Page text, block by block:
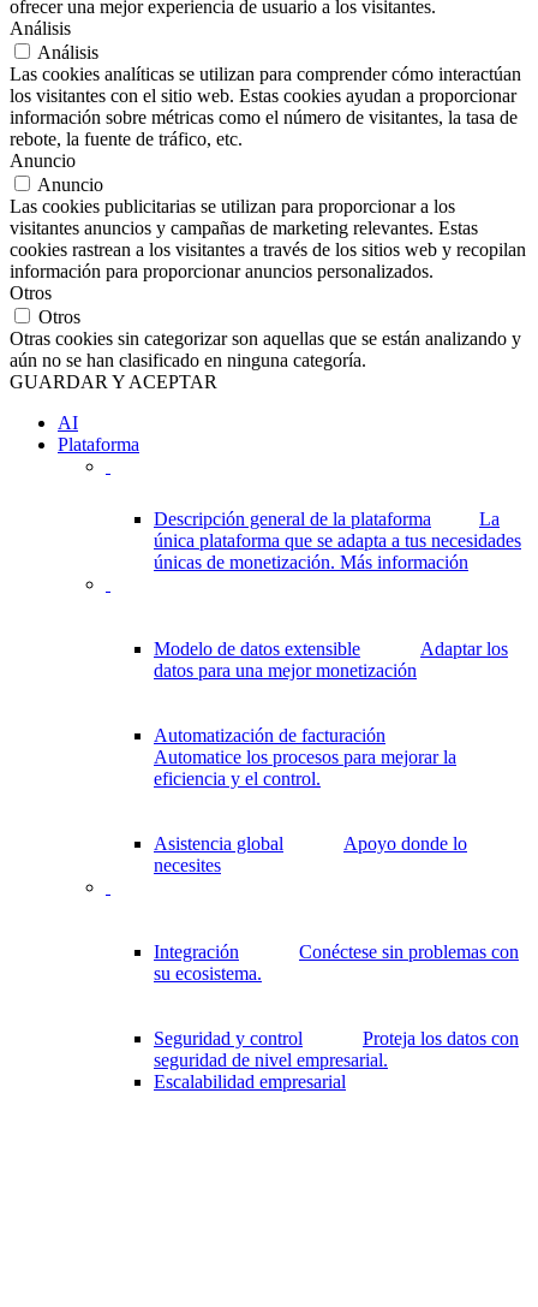
ofrecer una mejor experiencia de usuario a los visitantes.
Análisis
Análisis
Las cookies analíticas se utilizan para comprender cómo interactúan
los visitantes con el sitio web. Estas cookies ayudan a proporcionar
información sobre métricas como el número de visitantes, la tasa de
rebote, la fuente de tráfico, etc.
Anuncio
Anuncio
Las cookies publicitarias se utilizan para proporcionar a los
visitantes anuncios y campañas de marketing relevantes. Estas
cookies rastrean a los visitantes a través de los sitios web y recopilan
información para proporcionar anuncios personalizados.
Otros
Otros
Otras cookies sin categorizar son aquellas que se están analizando y
aún no se han clasificado en ninguna categoría.
GUARDAR Y ACEPTAR
AI
Plataforma
Descripción general de la plataforma
La
única plataforma que se adapta a tus necesidades
únicas de monetización. Más información
Modelo de datos extensible
Adaptar los
datos para una mejor monetización
Automatización de facturación
Automatice los procesos para mejorar la
eficiencia y el control.
Asistencia global
Apoyo donde lo
necesites
Integración
Conéctese sin problemas con
su ecosistema.
Seguridad y control
Proteja los datos con
seguridad de nivel empresarial.
Escalabilidad empresarial